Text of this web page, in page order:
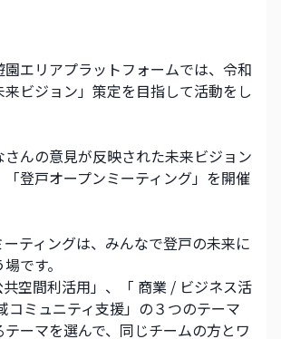
エリアプラットフォームでは、令和
来ビジョン」策定を目指して活動をし
んの意見が反映された未来ビジョン
登戸オープンミーティング」を開催
ティングは、みんなで登戸の未来に
です。
共空間利活用」、「 商業 / ビジネス活
コミュニティ支援」の３つのテーマ
ーマを選んで、同じチームの方とワ